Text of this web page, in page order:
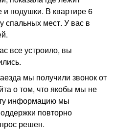
и подушки. В квартире 6
спальных мест. У вас в
все устроило, вы
мы получили звонок от
о том, что якобы мы не
информацию мы
повторно
решен.